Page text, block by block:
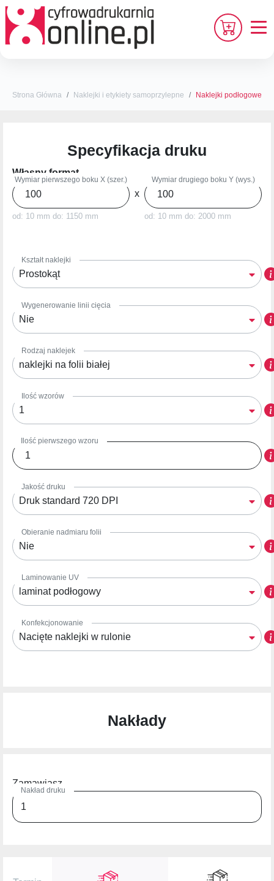
Strona Główna Naklejki i etykiety samoprzylepne Naklejki podłogowe
Specyfikacja druku
Własny format
Wymiar pierwszego boku X (szer.)
od: 10 mm do: 1150 mm
x
Wymiar drugiego boku Y (wys.)
od: 10 mm do: 2000 mm
Kształt naklejki
Prostokąt
Wygenerowanie linii cięcia
Nie
Rodzaj naklejek
naklejki na folii białej
Ilość wzorów
1
Ilość pierwszego wzoru
Jakość druku
Druk standard 720 DPI
Obieranie nadmiaru folii
Nie
Laminowanie UV
laminat podłogowy
Konfekcjonowanie
Nacięte naklejki w rulonie
Nakłady
Zamawiasz
Nakład druku